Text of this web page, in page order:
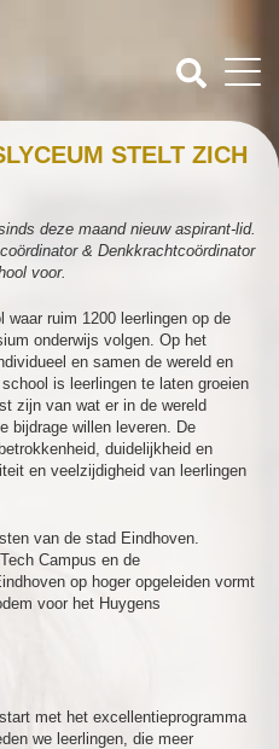
STELT ZICH
deze maand nieuw aspirant-lid.
& Denkkrachtcoördinator
voor.
ruim 1200 leerlingen op de
onderwijs volgen. Op het
en samen de wereld en
is leerlingen te laten groeien
zijn van wat er in de wereld
bijdrage willen leveren. De
duidelijkheid en
en veelzijdigheid van leerlingen
van de stad Eindhoven.
Campus en de
op hoger opgeleiden vormt
voor het Huygens
met het excellentieprogramma
we leerlingen, die meer